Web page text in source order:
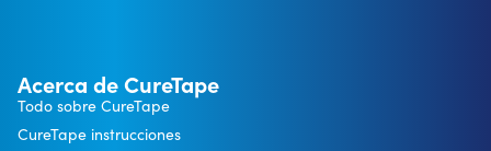
Acerca de CureTape
Todo sobre CureTape
CureTape instrucciones